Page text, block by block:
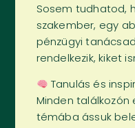
Sosem tudhatod,
szakember, egy
pénzügyi
rendelkezik, kiket
Tanulás és
Minden találkozón
témába ássuk